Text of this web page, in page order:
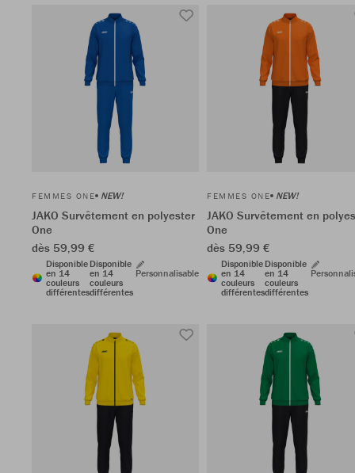
FEMMES ONE NEW!
JAKO Survêtement en polyester
One
dès 59,99 €
Disponible
en 14
couleurs
différentes
Disponible
en 14
couleurs
différentes
Personnalisable
FEMMES ONE NEW!
JAKO Survêtement en
One
dès 59,99 €
Disponible
en 14
couleurs
différentes
Disponible
en 14
couleurs
différentes